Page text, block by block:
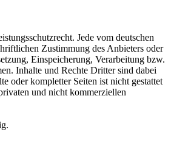
Jede vom deutschen
Zustimmung des Anbieters oder
Einspeicherung, Verarbeitung bzw.
Inhalte und Rechte Dritter sind dabei
oder kompletter Seiten ist nicht gestattet
und nicht kommerziellen